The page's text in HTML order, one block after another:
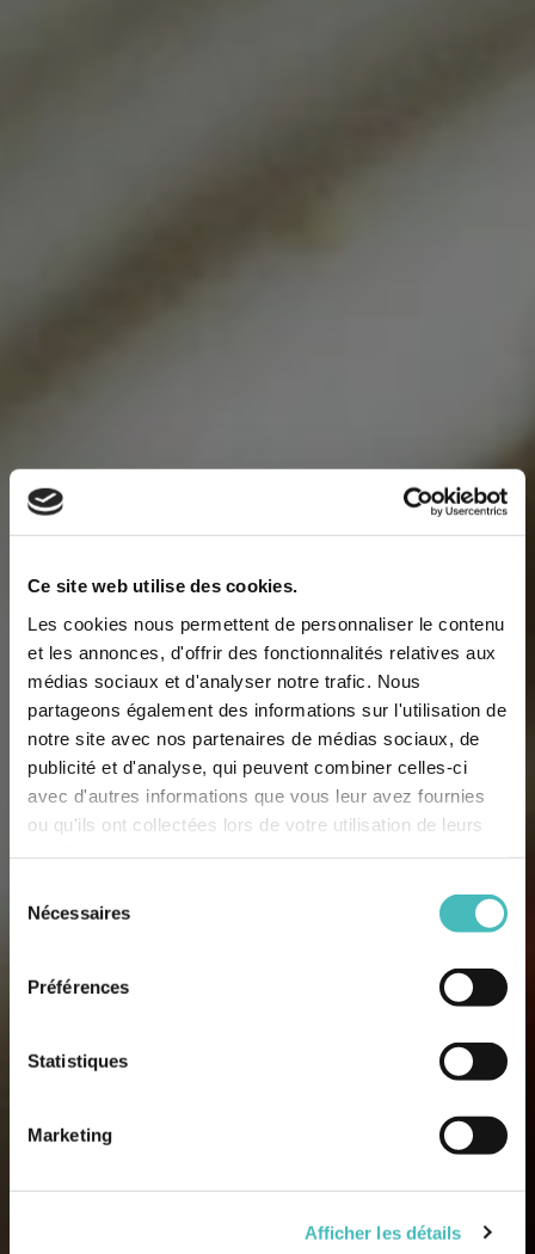
Ce site web utilise des cookies.
Les cookies nous permettent de personnaliser le contenu
et les annonces, d'offrir des fonctionnalités relatives aux
médias sociaux et d'analyser notre trafic. Nous
partageons également des informations sur l'utilisation de
notre site avec nos partenaires de médias sociaux, de
publicité et d'analyse, qui peuvent combiner celles-ci
avec d'autres informations que vous leur avez fournies
ou qu'ils ont collectées lors de votre utilisation de leurs
Nécessaires
Préférences
Statistiques
Marketing
Afficher les détails
L
a carte gourmande
DE L'ÉTINCELLE